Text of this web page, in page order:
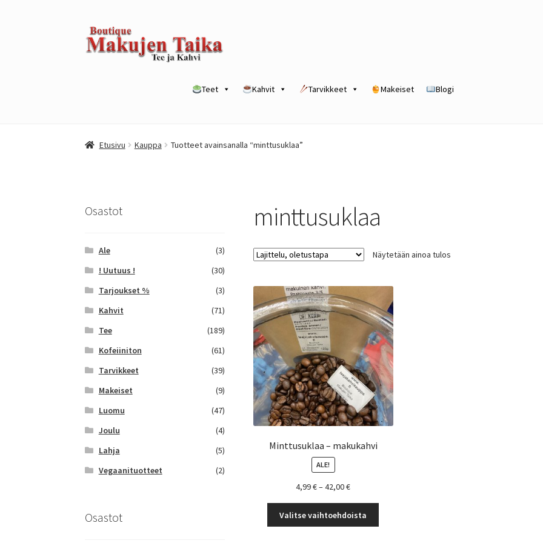
Siirry
navigointiin
Siirry
sisältöön
Teet Kahvit Tarvikkeet Makeiset Blogi
Yrityksille
Etusivu Kauppa Tuotteet avainsanalla “minttusuklaa”
minttusuklaa
Näytetään ainoa tulos
Minttusuklaa – makukahvi
ALE!
4,99€–42,00€Hintaluokka:
-
42,00 €
Valitse vaihtoehdoista
Osastot
Ale
(3)
! Uutuus !
(30)
Tarjoukset %
(3)
Kahvit
(71)
Tee
(189)
Kofeiiniton
(61)
Tarvikkeet
(39)
Makeiset
(9)
Luomu
(47)
Joulu
(4)
Lahja
(5)
Vegaanituotteet
(2)
Osastot